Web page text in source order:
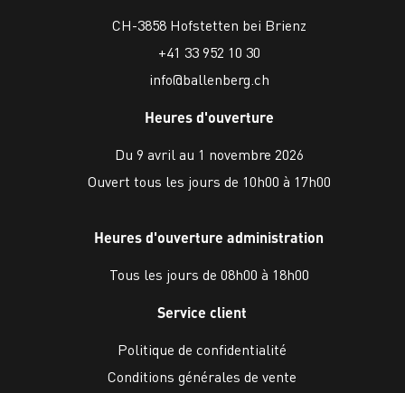
CH-3858 Hofstetten bei Brienz
+41 33 952 10 30
info@ballenberg.ch
Heures d'ouverture
Du 9 avril au 1 novembre 2026
Ouvert tous les jours de 10h00 à 17h00
Heures d'ouverture administration
Tous les jours de 08h00 à 18h00
Service client
Politique de confidentialité
Conditions générales de vente